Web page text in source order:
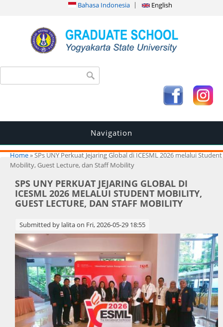
Bahasa Indonesia English
Search form
Navigation
You are here
Home» SPs UNY Perkuat Jejaring Global di ICESML 2026 melalui Student
Mobility, Guest Lecture, dan Staff Mobility
SPS UNY PERKUAT JEJARING GLOBAL DI
ICESML 2026 MELALUI STUDENT MOBILITY,
GUEST LECTURE, DAN STAFF MOBILITY
Submitted by lalitaon Fri, 2026-05-29 18:55